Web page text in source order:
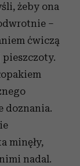
żeby ona
–
ćwiczą
doznania.
minęły,
nadal.